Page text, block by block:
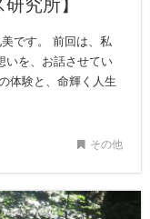
究所】
です。 前回は、私
いを、お話させてい
体験と、命輝く人生
その他